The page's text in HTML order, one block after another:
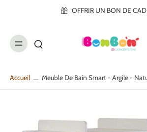
OFFRIR UN BON DE
Accueil Meuble De Bain Smart - Argile -